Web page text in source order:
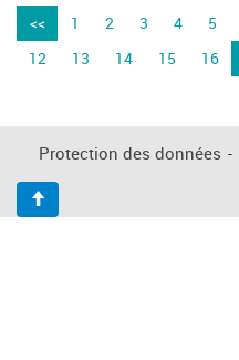
<< 1 2 3 4 5
12
13 14 15 16
Protection des données -